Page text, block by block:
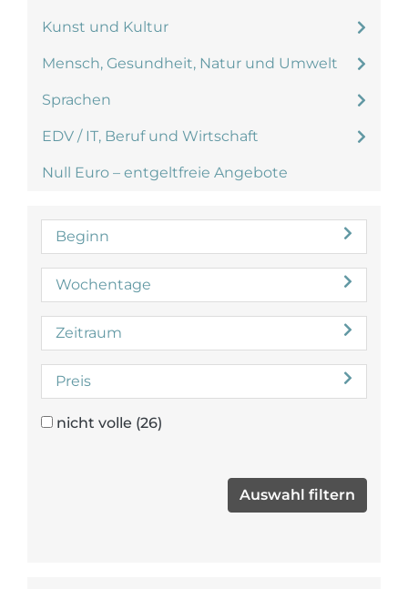
Kunst und Kultur
Mensch, Gesundheit, Natur und Umwelt
Sprachen
EDV / IT, Beruf und Wirtschaft
Null Euro – entgeltfreie Angebote
Beginn
Wochentage
Zeitraum
Preis
nicht volle (26)